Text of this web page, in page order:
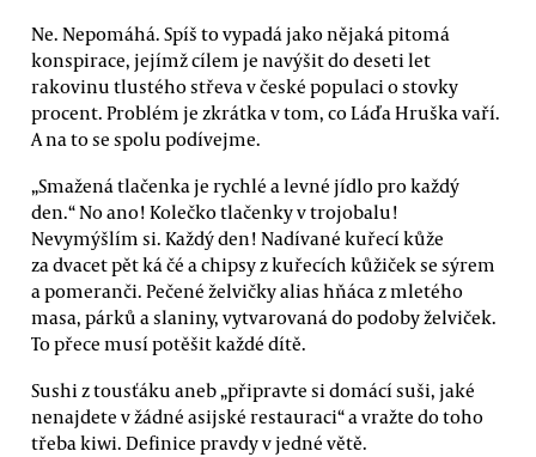
Ne. Nepomáhá. Spíš to vypadá jako nějaká pitomá
konspirace, jejímž cílem je navýšit do deseti let
rakovinu tlustého střeva v české populaci o stovky
procent. Problém je zkrátka v tom, co Láďa Hruška vaří.
A na to se spolu podívejme.
„Smažená tlačenka je rychlé a levné jídlo pro každý
den.“ No ano! Kolečko tlačenky v trojobalu!
Nevymýšlím si. Každý den! Nadívané kuřecí kůže
za dvacet pět ká čé a chipsy z kuřecích kůžiček se sýrem
a pomeranči. Pečené želvičky alias hňáca z mletého
masa, párků a slaniny, vytvarovaná do podoby želviček.
To přece musí potěšit každé dítě.
Sushi z tousťáku aneb „připravte si domácí suši, jaké
nenajdete v žádné asijské restauraci“ a vražte do toho
třeba kiwi. Definice pravdy v jedné větě.